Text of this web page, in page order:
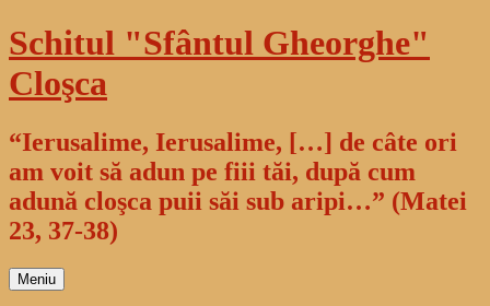
Sari
la
conținut
Schitul "Sfântul Gheorghe"
Cloşca
“Ierusalime, Ierusalime, […] de câte ori
am voit să adun pe fiii tăi, după cum
adună cloşca puii săi sub aripi…” (Matei
23, 37-38)
Meniu